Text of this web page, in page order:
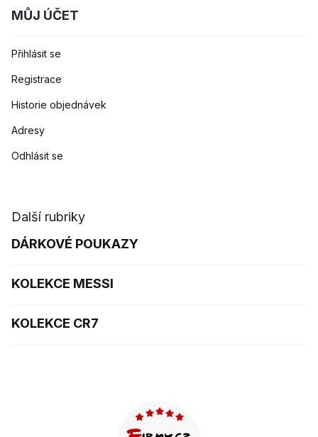
MŮJ ÚČET
Přihlásit se
Registrace
Historie objednávek
Adresy
Odhlásit se
Další rubriky
DÁRKOVÉ POUKAZY
KOLEKCE MESSI
KOLEKCE CR7